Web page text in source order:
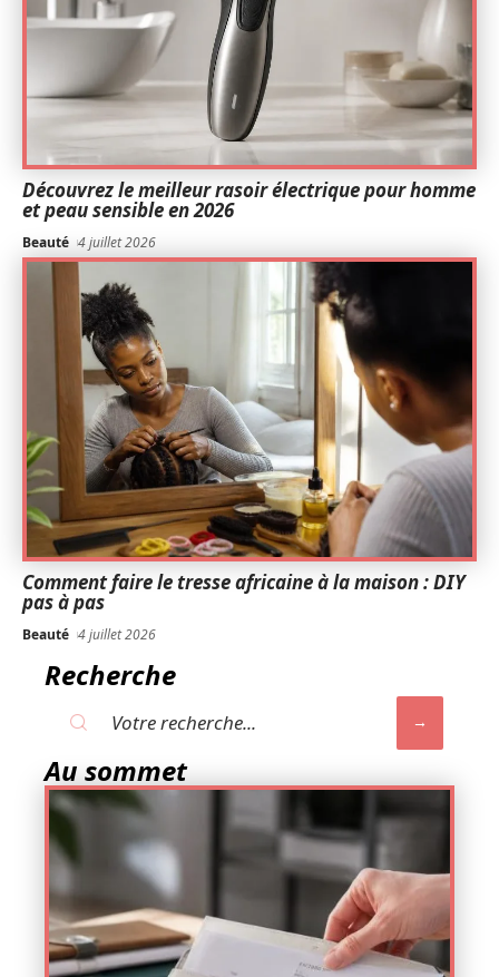
Découvrez le meilleur rasoir électrique pour homme
et peau sensible en 2026
Beauté 4 juillet 2026
Comment faire le tresse africaine à la maison : DIY
pas à pas
Beauté 4 juillet 2026
Recherche
Au sommet